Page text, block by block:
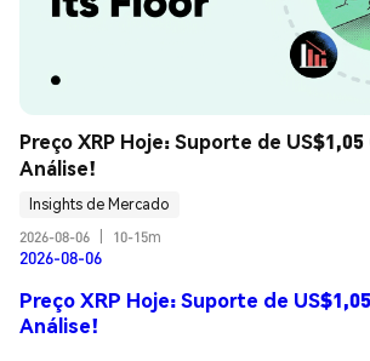
Preço XRP Hoje: Suporte de
Análise!
Insights de Mercado
2026-08-06
10-15m
2026-08-06
Preço XRP Hoje: Suporte de
Análise!